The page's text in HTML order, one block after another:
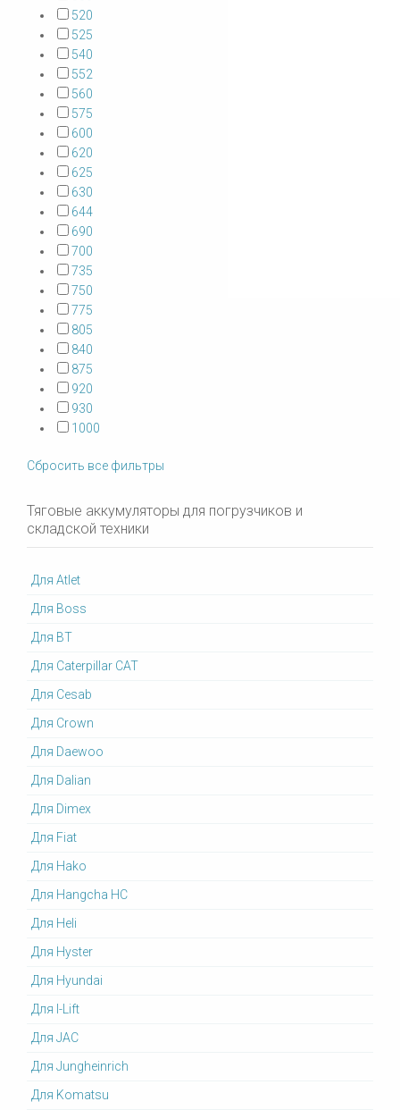
520
525
540
552
560
575
600
620
625
630
644
690
700
735
750
775
805
840
875
920
930
1000
Сбросить все фильтры
Тяговые аккумуляторы для погрузчиков и
складской техники
Для Atlet
Для Boss
Для BT
Для Caterpillar CAT
Для Cesab
Для Crown
Для Daewoo
Для Dalian
Для Dimex
Для Fiat
Для Hako
Для Hangcha HC
Для Heli
Для Hyster
Для Hyundai
Для I-Lift
Для JAC
Для Jungheinrich
Для Komatsu